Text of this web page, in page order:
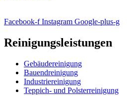
Facebook-f Instagram Google-plus-g
Reinigungsleistungen
Gebäudereinigung
Bauendreinigung
Industriereinigung
Teppich- und Polsterreinigung